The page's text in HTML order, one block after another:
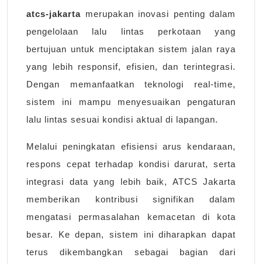
atcs-jakarta merupakan inovasi penting dalam
pengelolaan lalu lintas perkotaan yang
bertujuan untuk menciptakan sistem jalan raya
yang lebih responsif, efisien, dan terintegrasi.
Dengan memanfaatkan teknologi real-time,
sistem ini mampu menyesuaikan pengaturan
lalu lintas sesuai kondisi aktual di lapangan.
Melalui peningkatan efisiensi arus kendaraan,
respons cepat terhadap kondisi darurat, serta
integrasi data yang lebih baik, ATCS Jakarta
memberikan kontribusi signifikan dalam
mengatasi permasalahan kemacetan di kota
besar. Ke depan, sistem ini diharapkan dapat
terus dikembangkan sebagai bagian dari